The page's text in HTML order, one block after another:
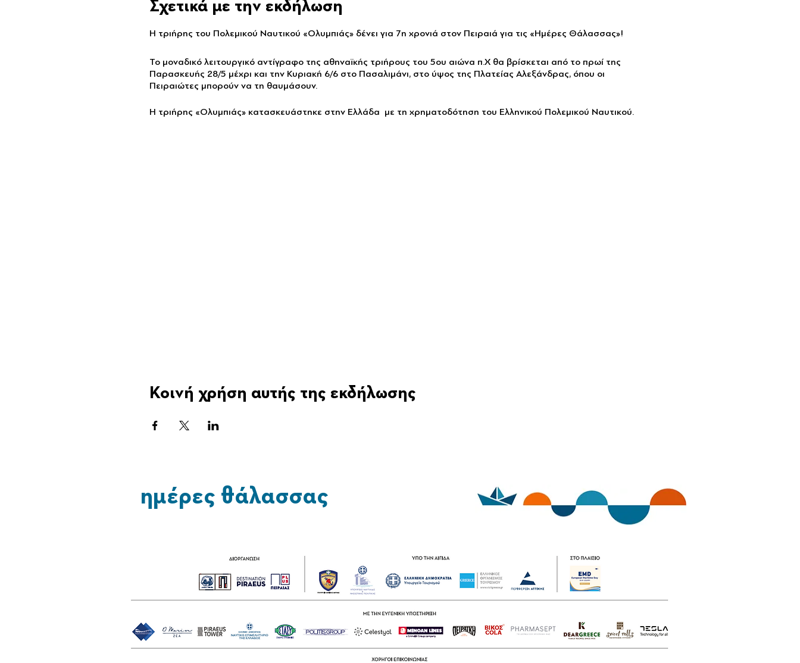
Σχετικά με την εκδήλωση
Η τριήρης του Πολεμικού Ναυτικού «Ολυμπιάς» δένει για 7η χρονιά στον Πειραιά για τις «Ημέρες Θάλασσας»!
Το μοναδικό λειτουργικό αντίγραφο της αθηναϊκής τριήρους του 5ου αιώνα π.Χ θα βρίσκεται από το πρωί της
Παρασκευής 28/5 μέχρι και την Κυριακή 6/6 στο Πασαλιμάνι, στο ύψος της Πλατείας Αλεξάνδρας, όπου οι
Πειραιώτες μπορούν να τη θαυμάσουν.
Η τριήρης «Ολυμπιάς» κατασκευάστηκε στην Ελλάδα με τη χρηματοδότηση του Ελληνικού Πολεμικού Ναυτικού.
Κοινή χρήση αυτής της εκδήλωσης
ημέρες θάλασσας